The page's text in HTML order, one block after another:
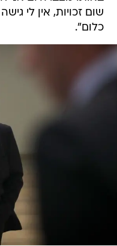
שום זכויות, אין לי
כלום".